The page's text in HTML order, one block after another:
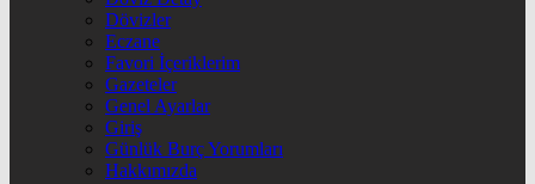
Dövizler
Eczane
Favori İçeriklerim
Gazeteler
Genel Ayarlar
Giriş
Günlük Burç Yorumları
Hakkımızda